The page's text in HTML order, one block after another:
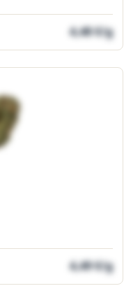
4,48 €/g
4,49 €/g